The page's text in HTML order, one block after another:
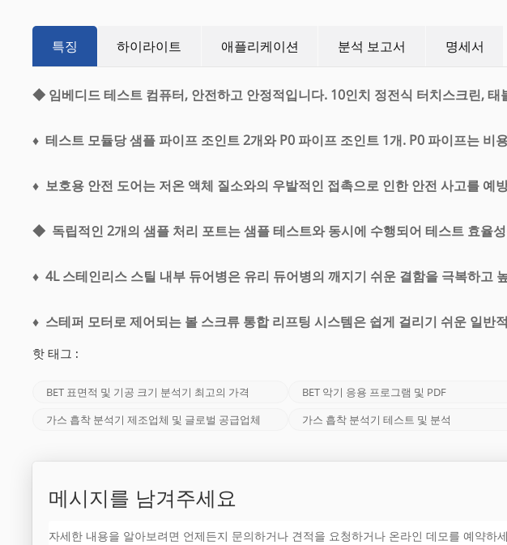
특징 하이라이트 애플리케이션 분석 보고서 명세서
◆ 임베디드 테스트 컴퓨터, 안전하고 안정적입니다. 10인치 정전식 터치스크린, 태
♦테스트 모듈당 샘플 파이프 조인트 2개와 P0 파이프 조인트 1개. P0 파이프는 비
♦ 보호용 안전 도어는 저온 액체 질소와의 우발적인 접촉으로 인한 안전 사고를
◆ 독립적인 2개의 샘플 처리 포트는 샘플 테스트와 동시에 수행되어 테스트 효율
♦4L 스테인리스 스틸 내부 듀어병은 유리 듀어병의 깨지기 쉬운 결함을 극복하고
♦ 스테퍼 모터로 제어되는 볼 스크류 통합 리프팅 시스템은 쉽게 걸리기 쉬운 일반
핫 태그 :
BET 표면적 및 기공 크기 분석기 최고의 가격 BET 악기 응용 프로그램 및 PDF
가스 흡착 분석기 제조업체 및 글로벌 공급업체
가스 흡착 분석기 테스트 및 분석
메시지를 남겨주세요
자세한 내용을 알아보려면 언제든지 문의하거나 견적을 요청하거나 온라인 데모를 예약하